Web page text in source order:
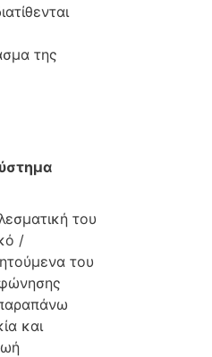
της
του
/
του
και